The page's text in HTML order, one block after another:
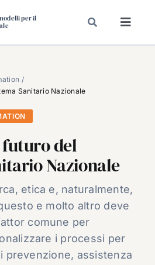
per il
Sanitario Nazionale
del
Nazionale
etica e, naturalmente,
e molto altro deve
comune per
i processi per
prevenzione, assistenza